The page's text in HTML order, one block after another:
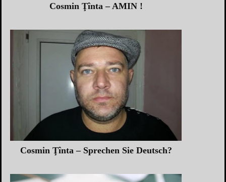
Cosmin Ţînta – AMIN !
Cosmin Ţînta – Sprechen Sie Deutsch?